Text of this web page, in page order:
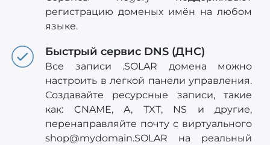
регистрацию доменых имён на любом
языке.
Быстрый сервис DNS (ДНС)
Все записи .SOLAR домена можно
настроить в легкой панели управления.
Создавайте ресурсные записи, такие
как: CNAME, A, TXT, NS и другие,
перенаправляйте почту с виртуального
shop@mydomain.SOLAR на реальный